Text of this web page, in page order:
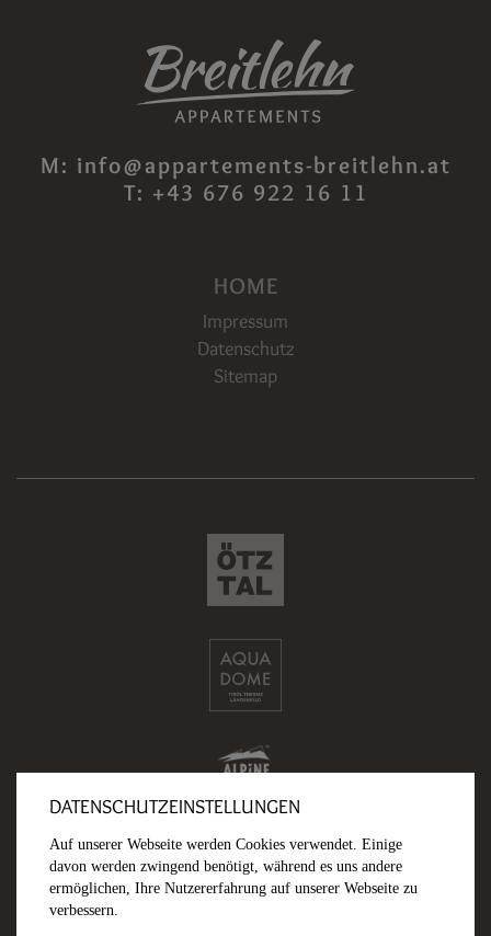
M: info@appartements-breitlehn.at
T: +43 676 922 16 11
HOME
Impressum
Datenschutz
Sitemap
DATENSCHUTZEINSTELLUNGEN
Auf unserer Webseite werden Cookies verwendet. Einige
davon werden zwingend benötigt, während es uns andere
ermöglichen, Ihre Nutzererfahrung auf unserer Webseite zu
verbessern.